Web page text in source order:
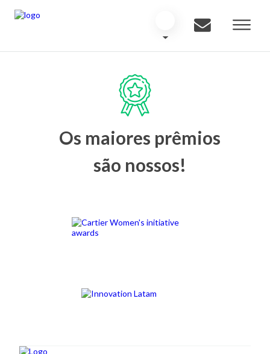
Os maiores prêmios
são nossos!